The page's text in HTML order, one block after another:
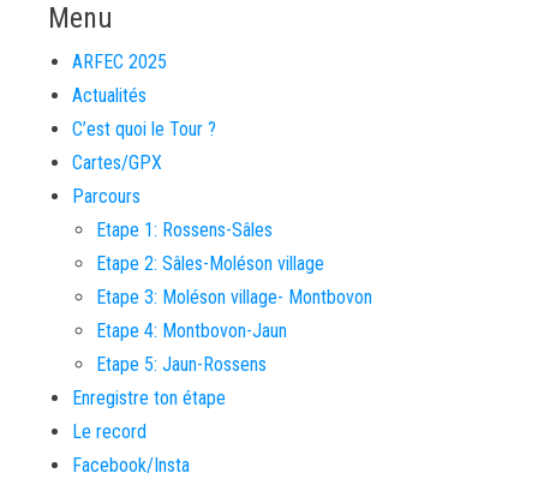
Menu
ARFEC 2025
Actualités
C’est quoi le Tour ?
Cartes/GPX
Parcours
Etape 1: Rossens-Sâles
Etape 2: Sâles-Moléson village
Etape 3: Moléson village- Montbovon
Etape 4: Montbovon-Jaun
Etape 5: Jaun-Rossens
Enregistre ton étape
Le record
Facebook/Insta